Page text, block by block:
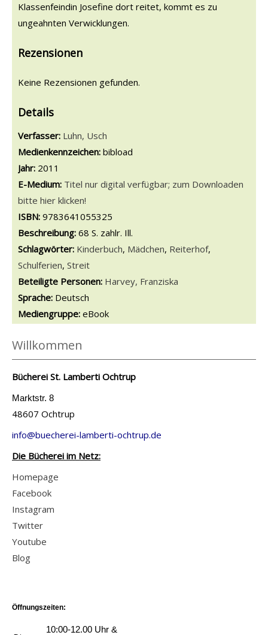
Klassenfeindin Josefine dort reitet, kommt es zu
ungeahnten Verwicklungen.
Rezensionen
Keine Rezensionen gefunden.
Details
Verfasser: Suche nach diesem Verfasser
Luhn, Usch
Medienkennzeichen: bibload
Jahr: 2011
E-Medium: Titel nur digital verfügbar; zum Downloaden
bitte hier klicken!
Diesen Link in neuem Tab öffnen
Suche nach dieser Systematik
Suche nach diesem Interessenskreis
ISBN: 9783641055325
Beschreibung: 68 S. zahlr. Ill.
Schlagwörter: Kinderbuch, Mädchen, Reiterhof,
Schulferien, Streit
Beteiligte Personen: Suche nach dieser Beteiligten Person
Harvey, Franziska
Sprache: Deutsch
Mediengruppe: eBook
Willkommen
Bücherei St. Lamberti Ochtrup
Marktstr. 8
48607 Ochtrup
info@buecherei-lamberti-ochtrup.de
Die Bücherei im Netz:
Homepage
Facebook
Instagram
Twitter
Youtube
Blog
Öffnungszeiten:
10:00-12.00 Uhr &